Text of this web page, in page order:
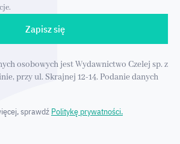
Zapisz się
osobowych jest Wydawnictwo Czelej sp. z
przy ul. Skrajnej 12-14. Podanie danych
sprawdź Politykę prywatności.